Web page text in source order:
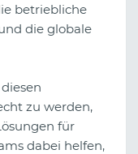
betriebliche
die globale
zu werden,
für
dabei helfen,